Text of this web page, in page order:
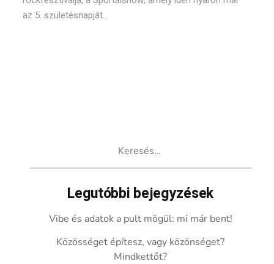
az 5. születésnapját...
Legutóbbi bejegyzések
Vibe és adatok a pult mögül: mi már bent!
Közösséget építesz, vagy közönséget?
Mindkettőt?